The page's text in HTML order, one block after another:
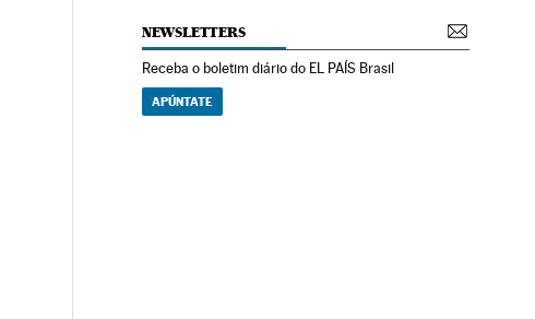
NEWSLETTERS
Receba o boletim diário do EL PAÍS Brasil
APÚNTATE